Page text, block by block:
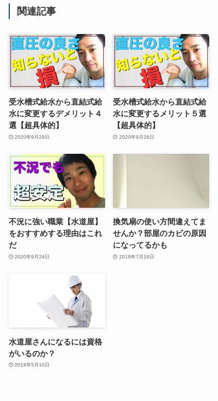
関連記事
受水槽式給水から直結式給
水に変更するデメリット４
選【超具体的】
2020年9月29日
受水槽式給水から直結式給
水に変更するメリット５選
【超具体的】
2020年9月26日
不況に強い職業【水道屋】
をおすすめする理由はこれ
だ
2020年9月24日
換気扇の使い方間違えてま
せんか？部屋のカビの原因
になってるかも
2019年7月16日
水道屋さんになるには資格
がいるのか？
2019年5月10日